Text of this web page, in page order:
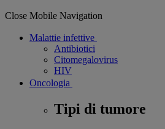
Close Mobile Navigation
Malattie infettive
Antibiotici
Citomegalovirus
HIV
Oncologia
Tipi di tumore